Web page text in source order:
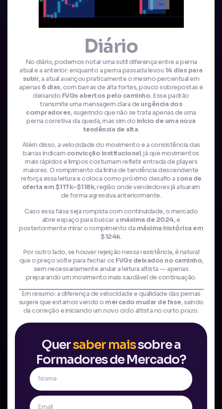
Diário
No diário, podemos notar uma sutil diferença entre a perna
atual e a anterior: enquanto a perna passada levou 14 dias para
subir, a atual avançou praticamente o mesmo percentual em
apenas 6 dias, com barras de alta fortes, pouco sobrepostas e
deixando FVGs abertos pelo caminho. Esse padrão
transmite uma mensagem clara de urgência dos
compradores, sugerindo que não se trata apenas de uma
perna corretiva da queda, mas sim doinício de uma nova
tendência de alta.
Além disso, a velocidade do movimento e a consistência das
barras indicam convicção institucional, já que movimentos
mais rápidos e limpos costumam refletir entrada de players
maiores. O rompimento da linha de tendência descendente
reforça essa leitura e coloca como próximo desafio a zona de
oferta em $117k–$118k, região onde vendedores já atuaram
de forma agressiva anteriormente.
Caso essa faixa seja rompida com continuidade, o mercado
abre espaço para buscar a máxima de 2024, e
posteriormente mirar o rompimento da máxima histórica em
$124k.
Por outro lado, se houver rejeição nessa resistência, é natural
que o preço volte para fechar os FVGs deixados no caminho,
sem necessariamente anular a leitura altista — apenas
preparando um movimento mais saudável de continuação.
Em resumo: a diferença de velocidade e qualidade das pernas
sugere que estamos vendo o mercado mudar de fase, saindo
da correção e iniciando um novo ciclo altista no curto prazo.
Quersaber maissobre a
Formadores de Mercado?